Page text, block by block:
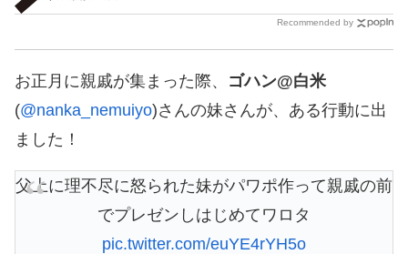
Recommended by
お正月に親戚が集まった際、 ゴハン@白米
(@nanka_nemuiyo)さんの妹さんが、ある行動に出
ました！
父上に理不尽に怒られた妹がパワポ作って親戚の前
でプレゼンしはじめてワロタ
pic.twitter.com/euYE4rYH5o